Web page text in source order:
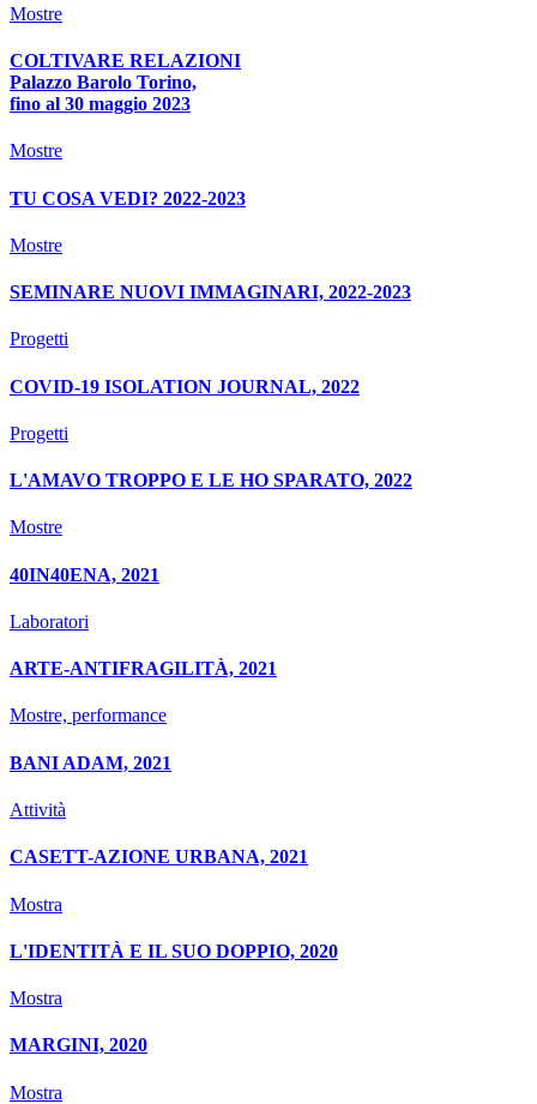
Mostre
COLTIVARE RELAZIONI
Palazzo Barolo Torino,
fino al 30 maggio 2023
Mostre
TU COSA VEDI? 2022-2023
Mostre
SEMINARE NUOVI IMMAGINARI, 2022-2023
Progetti
COVID-19 ISOLATION JOURNAL, 2022
Progetti
L'AMAVO TROPPO E LE HO SPARATO, 2022
Mostre
40IN40ENA, 2021
Laboratori
ARTE-ANTIFRAGILITÀ, 2021
Mostre, performance
BANI ADAM, 2021
Attività
CASETT-AZIONE URBANA, 2021
Mostra
L'IDENTITÀ E IL SUO DOPPIO, 2020
Mostra
MARGINI, 2020
Mostra